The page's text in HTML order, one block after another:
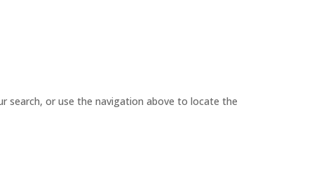
search, or use the navigation above to locate the